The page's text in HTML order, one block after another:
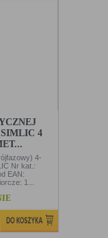
4
4-
Nr kat.:
EAN:
1...